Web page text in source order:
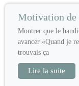
Motivation de
Montrer que le
avancer «Quand je
trouvais ça
Lire la suite